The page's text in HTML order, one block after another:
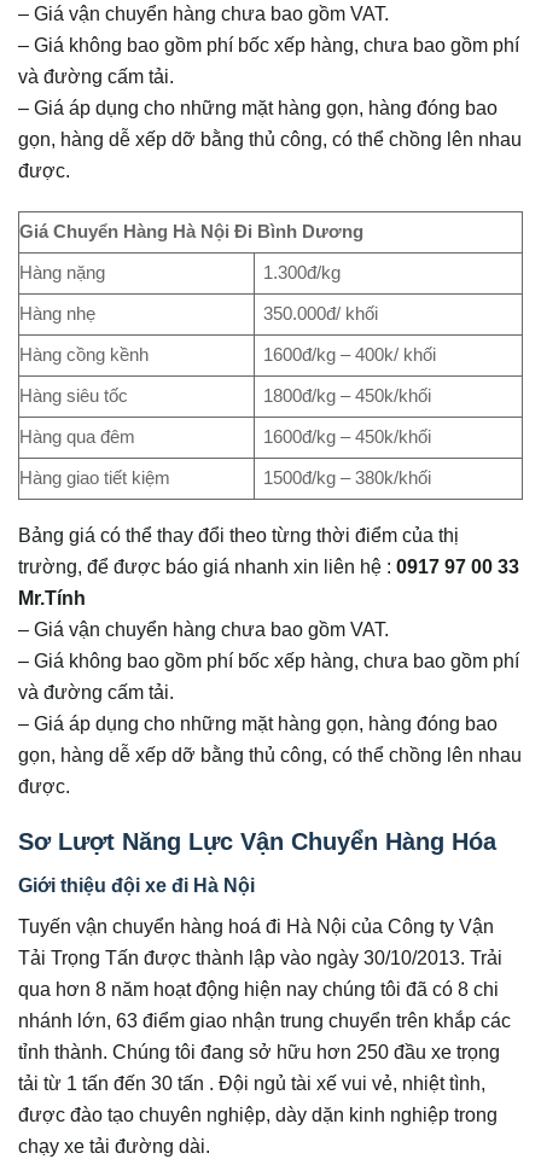
– Giá vận chuyển hàng chưa bao gồm VAT.
– Giá không bao gồm phí bốc xếp hàng, chưa bao gồm phí
và đường cấm tải.
– Giá áp dụng cho những mặt hàng gọn, hàng đóng bao
gọn, hàng dễ xếp dỡ bằng thủ công, có thể chồng lên nhau
được.
Giá Chuyển Hàng Hà Nội Đi Bình Dương
Hàng nặng 1.300đ/kg
Hàng nhẹ 350.000đ/ khối
Hàng cồng kềnh 1600đ/kg – 400k/ khối
Hàng siêu tốc 1800đ/kg – 450k/khối
Hàng qua đêm 1600đ/kg – 450k/khối
Hàng giao tiết kiệm 1500đ/kg – 380k/khối
Bảng giá có thể thay đổi theo từng thời điểm của thị
trường, để được báo giá nhanh xin liên hệ : 0917 97 00 33
Mr.Tính
– Giá vận chuyển hàng chưa bao gồm VAT.
– Giá không bao gồm phí bốc xếp hàng, chưa bao gồm phí
và đường cấm tải.
– Giá áp dụng cho những mặt hàng gọn, hàng đóng bao
gọn, hàng dễ xếp dỡ bằng thủ công, có thể chồng lên nhau
được.
Sơ Lượt Năng Lực Vận Chuyển Hàng Hóa
Giới thiệu đội xe đi Hà Nội
Tuyến vận chuyển hàng hoá đi Hà Nội của Công ty Vận
Tải Trọng Tấn được thành lập vào ngày 30/10/2013. Trải
qua hơn 8 năm hoạt động hiện nay chúng tôi đã có 8 chi
nhánh lớn, 63 điểm giao nhận trung chuyển trên khắp các
tỉnh thành. Chúng tôi đang sở hữu hơn 250 đầu xe trọng
tải từ 1 tấn đến 30 tấn . Đội ngủ tài xế vui vẻ, nhiệt tình,
được đào tạo chuyên nghiệp, dày dặn kinh nghiệp trong
chạy xe tải đường dài.